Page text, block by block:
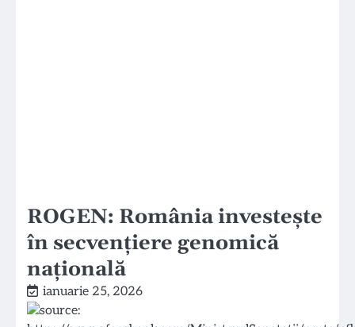
ROGEN: România investește
în secvențiere genomică
națională
ianuarie 25, 2026